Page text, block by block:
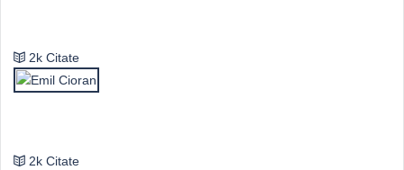
2k Citate
2k Citate